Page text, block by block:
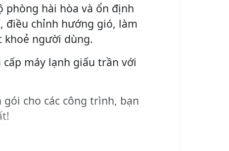
phòng hài hòa và ổn định
điều chỉnh hướng gió, làm
khoẻ người dùng.
cấp máy lạnh giấu trần với
cho các công trình, bạn